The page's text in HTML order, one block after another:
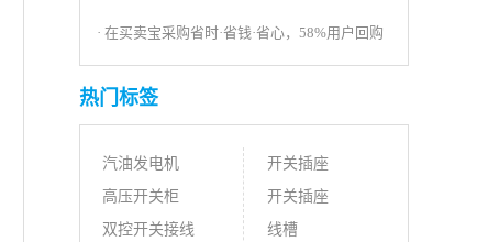
· 在买卖宝采购省时·省钱·省心，58%用户回购
热门标签
汽油发电机
高压开关柜
双控开关接线
开关插座
开关插座
线槽